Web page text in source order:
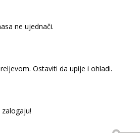
ne ujednači.
Ostaviti da upije i ohladi.